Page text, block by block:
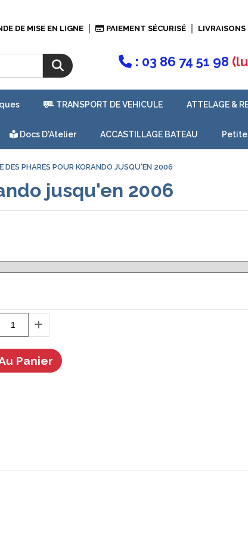
 : 03 86 74 51 98
DE MISE EN LIGNE PAIEMENT SÉCURISÉ LIVRAISONS
TRANSPORT DE VEHICULE ATTELAGE &
Docs D'Atelier ACCASTILLAGE BATEAU
DES PHARES POUR KORANDO JUSQU'EN 2006
jusqu'en 2006
Panier